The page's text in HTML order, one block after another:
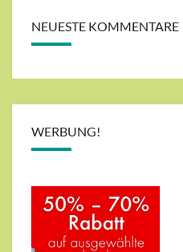
NEUESTE KOMMENTARE
WERBUNG!